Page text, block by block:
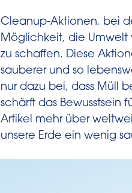
Cleanup-Aktionen, bei
Möglichkeit, die Umwelt
zu schaffen. Diese
sauberer und so
nur dazu bei, dass Müll
schärft das Bewusstsein
Artikel mehr über
unsere Erde ein wenig